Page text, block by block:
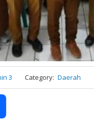
3 Category Daerah